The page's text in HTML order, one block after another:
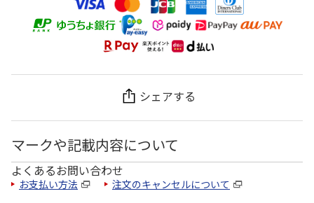
シェアする
マークや記載内容について
よくあるお問い合わせ
お支払い方法 注文のキャンセルについて